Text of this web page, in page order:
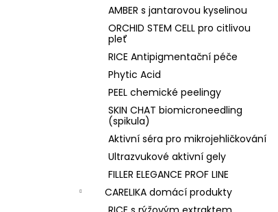
AMBER s jantarovou kyselinou
ORCHID STEM CELL pro citlivou
pleť
RICE Antipigmentační péče
Phytic Acid
PEEL chemické peelingy
SKIN CHAT biomicroneedling
(spikula)
Aktivní séra pro mikrojehličkování
Ultrazvukové aktivní gely
FILLER ELEGANCE PROF LINE
CARELIKA domácí produkty